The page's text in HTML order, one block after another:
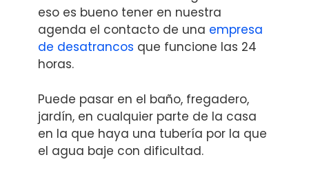
eso es bueno tener en nuestra
agenda el contacto de una empresa
de desatrancos que funcione las 24
horas.
Puede pasar en el baño, fregadero,
jardín, en cualquier parte de la casa
en la que haya una tubería por la que
el agua baje con dificultad.